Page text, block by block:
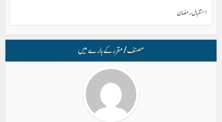
استقبال رمضان
مصنف/ مقرر کے بارے میں